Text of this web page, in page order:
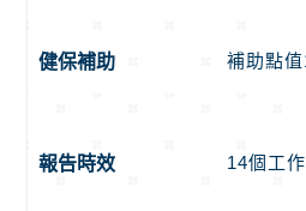
健保補助 補助點
報告時效 14個工